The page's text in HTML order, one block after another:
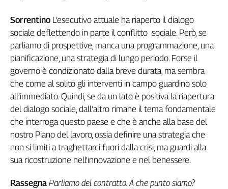
2014
Cerca
Contatti
La
redazione
Social
Sorrentino L’esecutivo attuale ha riaperto il dialogo
sociale deflettendo in parte il conflitto sociale. Però, se
parliamo di prospettive, manca una programmazione, una
pianificazione, una strategia di lungo periodo. Forse il
governo è condizionato dalla breve durata, ma sembra
che come al solito gli interventi in campo guardino solo
all’immediato. Quindi, se da un lato è positiva la riapertura
del dialogo sociale, dall’altro rimane il tema fondamentale
che interroga questo paese e che è anche alla base del
nostro Piano del lavoro, ossia definire una strategia che
non si limiti a traghettarci fuori dalla crisi, ma guardi alla
sua ricostruzione nell'innovazione e nel benessere.
Rassegna Parliamo del contratto. A che punto siamo?